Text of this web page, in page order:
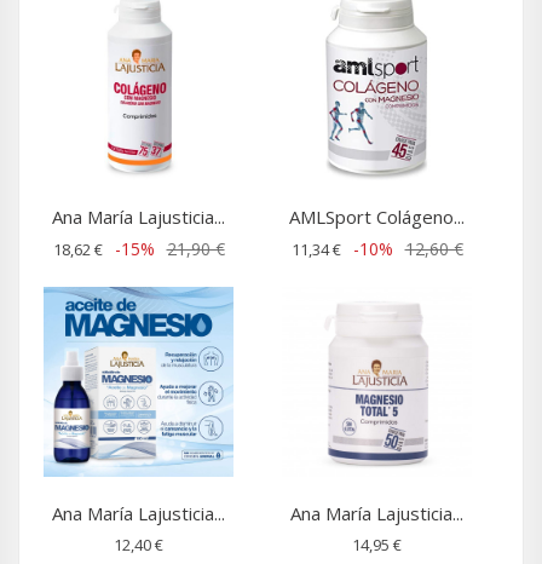
Ana María Lajusticia...
18,62 € -15% 21,90 €
AMLSport Colágeno...
11,34 € -10% 12,60 €
Ana María Lajusticia...
12,40 €
Ana María Lajusticia...
14,95 €